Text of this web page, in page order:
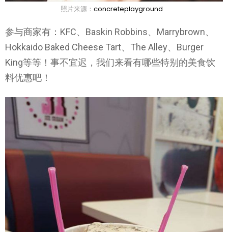
照片来源： concreteplayground
参与商家有：KFC、Baskin Robbins、Marrybrown、
Hokkaido Baked Cheese Tart、The Alley、Burger
King等等！事不宜迟，我们来看有哪些特别的美食饮
料优惠吧！